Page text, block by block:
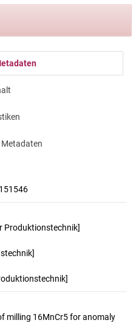
Metadaten
Produktionstechnik]
milling 16MnCr5 for anomaly